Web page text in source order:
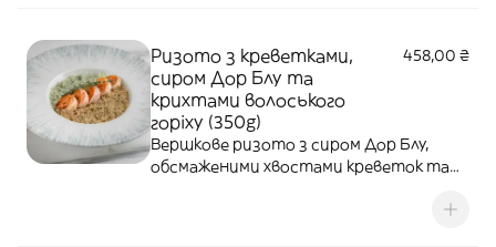
Ризото з креветками,
сиром Дор Блу та
крихтами волоського
горіху (350g)
458,00 ₴
Вершкове ризото з сиром Дор Блу,
обсмаженими хвостами креветок та